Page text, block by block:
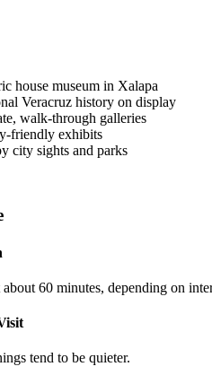
house museum in Xalapa
Veracruz history on display
walk-through galleries
friendly exhibits
city sights and parks
60 minutes, depending on
tend to be quieter.